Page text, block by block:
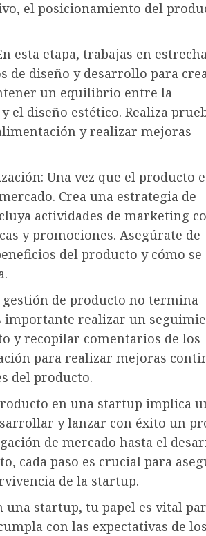
el posicionamiento del
esta etapa, trabajas en
de diseño y desarrollo para
un equilibrio entre la
el diseño estético. Realiza
y realizar mejoras
Una vez que el producto
Crea una estrategia de
actividades de marketing
y promociones. Asegúrate de
del producto y cómo se
de producto no termina
importante realizar un
y recopilar comentarios de los
para realizar mejoras
del producto.
en una startup implica
y lanzar con éxito un
de mercado hasta el
cada paso es crucial para
de la startup.
una startup, tu papel es vital
con las expectativas de los